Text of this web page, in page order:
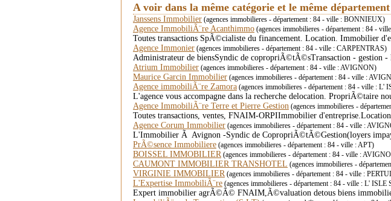
A voir dans la même catégorie et le même département
Janssens Immobilier (agences immobilieres - département : 84 - ville : BONNIEUX)
Agence ImmobiliÃ¨re Acanthimmo (agences immobilieres - département : 84 -
Toutes transactions SpÃ©cialiste du financement. Location. Immobilier
Agence Immonier (agences immobilieres - département : 84 - ville : CARPENTRAS)
Administrateur de biensSyndic de copropriÃ©tÃ©sTransaction - gestion -
Atrium Immobilier (agences immobilieres - département : 84 - ville : AVIGNON)
Maurice Garcin Immobilier (agences immobilieres - département : 84 - ville :
Agence immobiliÃ¨re Zamora (agences immobilieres - département : 84 - ville : L'
L'agence vous accompagne dans la recherche delocation. PropriÃ©taire
Agence ImmobiliÃ¨re Terre et Pierre Gestion (agences immobilieres -
Toutes transactions, ventes, FNAIM-ORPIImmobilier
Agence Corum Immobilier (agences immobilieres - département : 84 - ville :
L'Immobilier Ã Avignon -Syndic de CopropriÃ©tÃ©Gestion(loyers
PrÃ©sence Immobiliere (agences immobilieres - département : 84 - ville : APT)
BOISSEL IMMOBILIER (agences immobilieres - département : 84 - ville :
CAUMONT IMMOBILIER TRANSHOTEL (agences immobilieres -
VIRGINIE IMMOBILIER (agences immobilieres - département : 84 - ville :
L'Expertise ImmobiliÃ¨re (agences immobilieres - département : 84 - ville : L'
Expert immobilier agrÃ©Ã© FNAIM,Ã©valuation detous biens